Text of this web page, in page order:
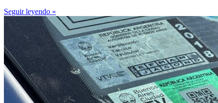
Seguir leyendo »